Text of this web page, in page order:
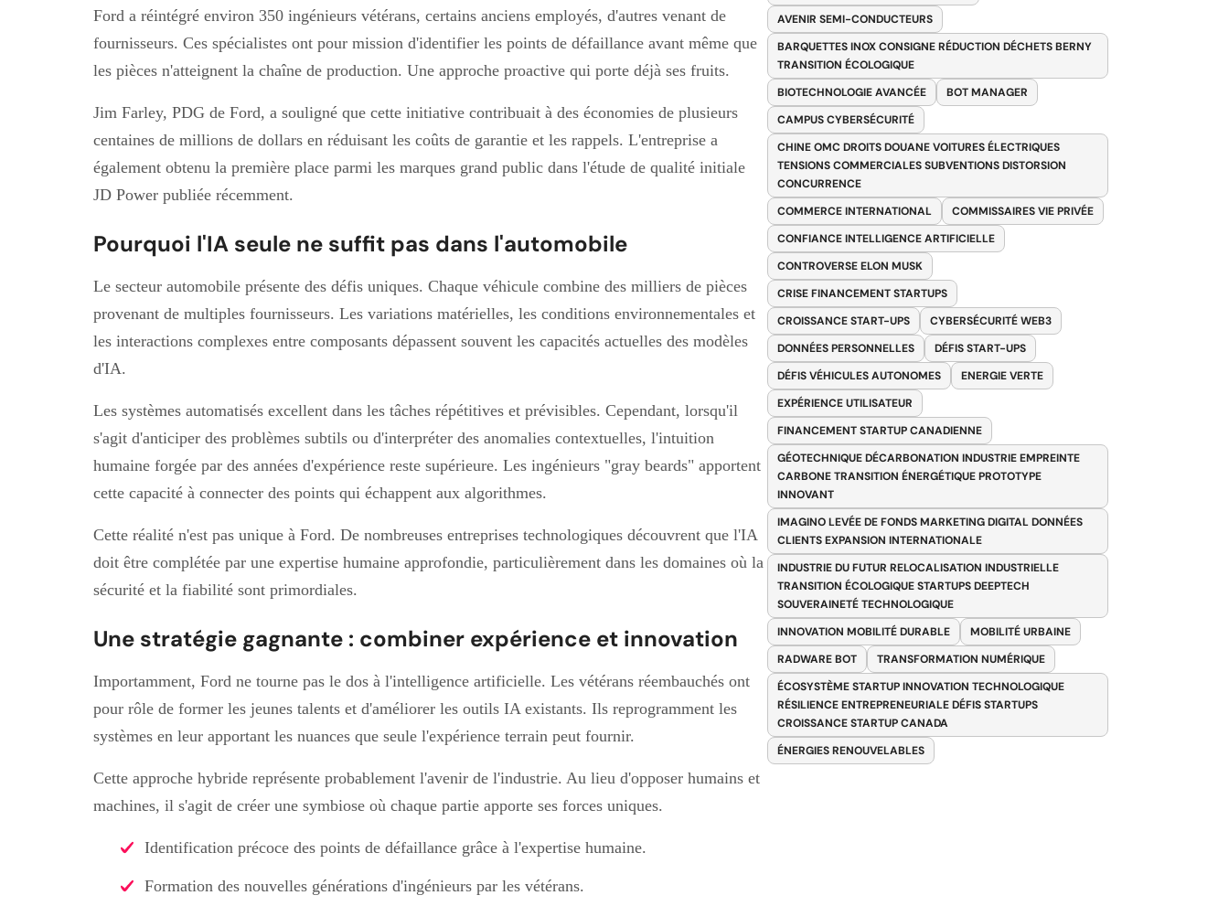
Ford a réintégré environ 350 ingénieurs vétérans, certains anciens employés, d'autres venant de
fournisseurs. Ces spécialistes ont pour mission d'identifier les points de défaillance avant même que
les pièces n'atteignent la chaîne de production. Une approche proactive qui porte déjà ses fruits.
Jim Farley, PDG de Ford, a souligné que cette initiative contribuait à des économies de plusieurs
centaines de millions de dollars en réduisant les coûts de garantie et les rappels. L'entreprise a
également obtenu la première place parmi les marques grand public dans l'étude de qualité initiale
JD Power publiée récemment.
Pourquoi l'IA seule ne suffit pas dans l'automobile
Le secteur automobile présente des défis uniques. Chaque véhicule combine des milliers de pièces
provenant de multiples fournisseurs. Les variations matérielles, les conditions environnementales et
les interactions complexes entre composants dépassent souvent les capacités actuelles des modèles
d'IA.
Les systèmes automatisés excellent dans les tâches répétitives et prévisibles. Cependant, lorsqu'il
s'agit d'anticiper des problèmes subtils ou d'interpréter des anomalies contextuelles, l'intuition
humaine forgée par des années d'expérience reste supérieure. Les ingénieurs "gray beards" apportent
cette capacité à connecter des points qui échappent aux algorithmes.
Cette réalité n'est pas unique à Ford. De nombreuses entreprises technologiques découvrent que l'IA
doit être complétée par une expertise humaine approfondie, particulièrement dans les domaines où la
sécurité et la fiabilité sont primordiales.
Une stratégie gagnante : combiner expérience et innovation
Importamment, Ford ne tourne pas le dos à l'intelligence artificielle. Les vétérans réembauchés ont
pour rôle de former les jeunes talents et d'améliorer les outils IA existants. Ils reprogramment les
systèmes en leur apportant les nuances que seule l'expérience terrain peut fournir.
Cette approche hybride représente probablement l'avenir de l'industrie. Au lieu d'opposer humains et
machines, il s'agit de créer une symbiose où chaque partie apporte ses forces uniques.
Identification précoce des points de défaillance grâce à l'expertise humaine.
Formation des nouvelles générations d'ingénieurs par les vétérans.
AVENIR SEMI-CONDUCTEURS
BARQUETTES INOX CONSIGNE RÉDUCTION DÉCHETS BERNY
TRANSITION ÉCOLOGIQUE
BIOTECHNOLOGIE AVANCÉE
BOT MANAGER
CAMPUS CYBERSÉCURITÉ
CHINE OMC DROITS DOUANE VOITURES ÉLECTRIQUES
TENSIONS COMMERCIALES SUBVENTIONS DISTORSION
CONCURRENCE
COMMERCE INTERNATIONAL
COMMISSAIRES VIE PRIVÉE
CONFIANCE INTELLIGENCE ARTIFICIELLE
CONTROVERSE ELON MUSK
CRISE FINANCEMENT STARTUPS
CROISSANCE START-UPS
CYBERSÉCURITÉ WEB3
DONNÉES PERSONNELLES
DÉFIS START-UPS
DÉFIS VÉHICULES AUTONOMES
ENERGIE VERTE
EXPÉRIENCE UTILISATEUR
FINANCEMENT STARTUP CANADIENNE
GÉOTECHNIQUE DÉCARBONATION INDUSTRIE EMPREINTE
CARBONE TRANSITION ÉNERGÉTIQUE PROTOTYPE
INNOVANT
IMAGINO LEVÉE DE FONDS MARKETING DIGITAL DONNÉES
CLIENTS EXPANSION INTERNATIONALE
INDUSTRIE DU FUTUR RELOCALISATION INDUSTRIELLE
TRANSITION ÉCOLOGIQUE STARTUPS DEEPTECH
SOUVERAINETÉ TECHNOLOGIQUE
INNOVATION MOBILITÉ DURABLE
MOBILITÉ URBAINE
RADWARE BOT
TRANSFORMATION NUMÉRIQUE
ÉCOSYSTÈME STARTUP INNOVATION TECHNOLOGIQUE
RÉSILIENCE ENTREPRENEURIALE DÉFIS STARTUPS
CROISSANCE STARTUP CANADA
ÉNERGIES RENOUVELABLES